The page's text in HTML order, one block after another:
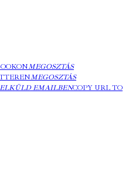
MEGOSZTÁS
MEGOSZTÁS
ELKÜLD EMAILBENCOPY URL TO